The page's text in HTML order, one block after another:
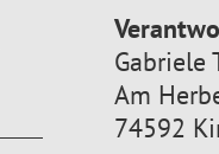
Gabriele
Am
74592